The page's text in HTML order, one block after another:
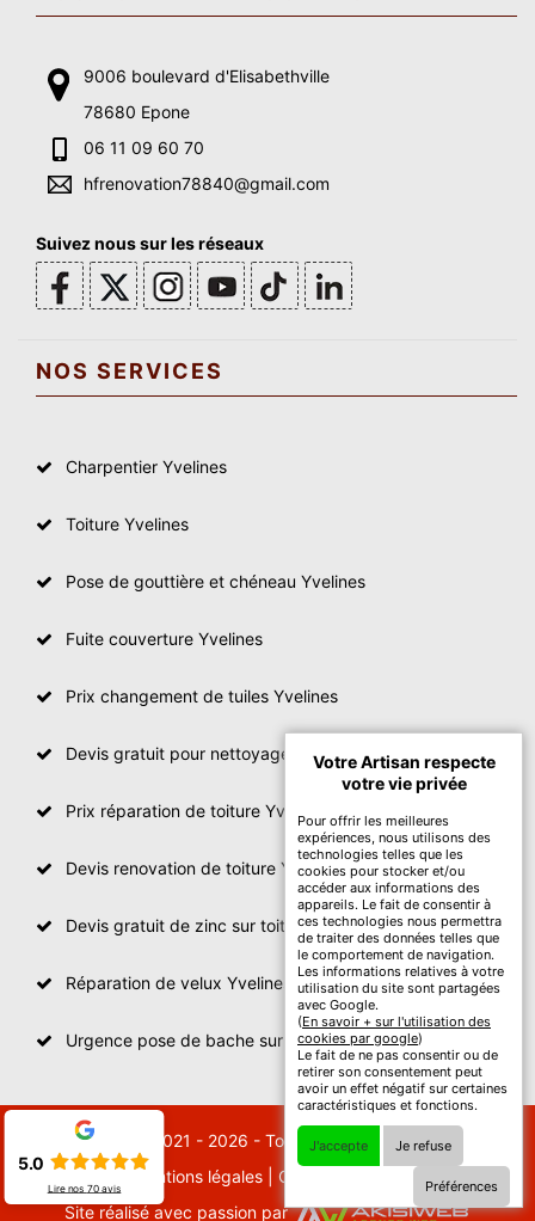
9006 boulevard d'Elisabethville
78680 Epone
06 11 09 60 70
hfrenovation78840@gmail.com
Suivez nous sur les réseaux
NOS SERVICES
Charpentier Yvelines
Toiture Yvelines
Pose de gouttière et chéneau Yvelines
Fuite couverture Yvelines
Prix changement de tuiles Yvelines
Devis gratuit pour nettoyage toiture Yvelines
Prix réparation de toiture Yvelines
Devis renovation de toiture Yvelines
Devis gratuit de zinc sur toiture
Réparation de velux Yvelines
Urgence pose de bache sur toiture Yvelines
© 2021 - 2026 - Tout droit réservé
Mentions légales| Contactez-nous
Site réalisé avec passion par
Votre Artisan respecte
votre vie privée
Pour offrir les meilleures
expériences, nous utilisons des
technologies telles que les
cookies pour stocker et/ou
accéder aux informations des
appareils. Le fait de consentir à
ces technologies nous permettra
de traiter des données telles que
le comportement de navigation.
Les informations relatives à votre
utilisation du site sont partagées
avec Google.
(En savoir + sur l'utilisation des
cookies par google)
Le fait de ne pas consentir ou de
retirer son consentement peut
avoir un effet négatif sur certaines
caractéristiques et fonctions.
J'accepte Je refuse
Préférences
5.0
Lire nos 70avis